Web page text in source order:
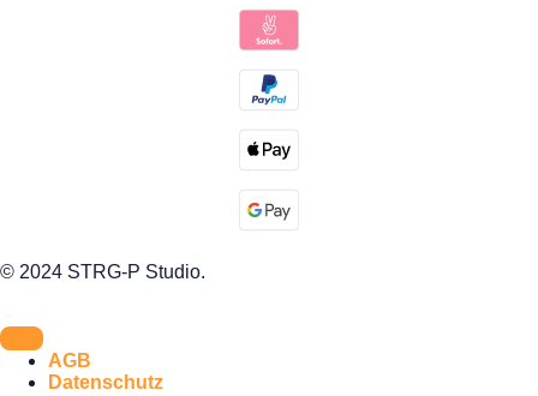
© 2024 STRG-P Studio.
AGB
Datenschutz